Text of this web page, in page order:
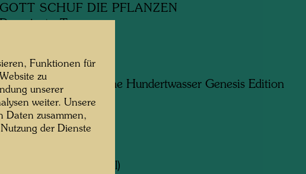
GOTT SCHUF DIE PFLANZEN
Uhr
One of 7 watches of the Hundertwasser Genesis Edition
1995
894 (Detail)
Funktionen für
zu
unserer
weiter. Unsere
Daten zusammen,
der Dienste